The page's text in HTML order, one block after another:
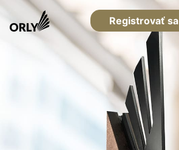
Registrovať sa